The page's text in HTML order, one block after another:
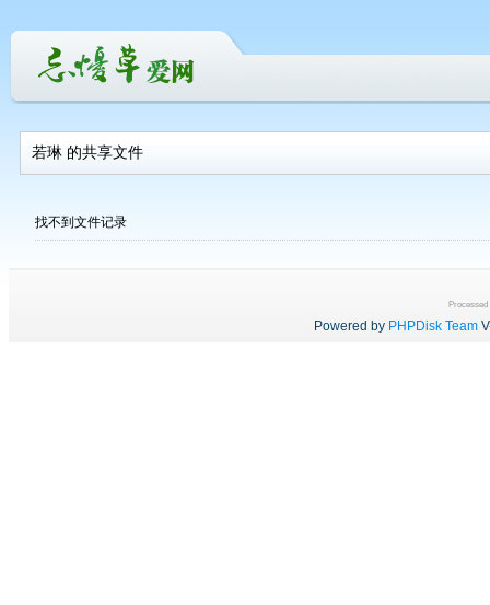
若琳 的共享文件
找不到文件记录
Processed
Powered by PHPDisk Team